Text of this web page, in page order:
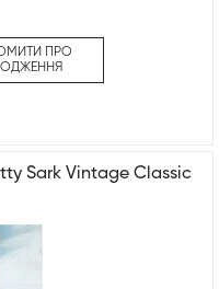
ПРО
Sark Vintage Classic